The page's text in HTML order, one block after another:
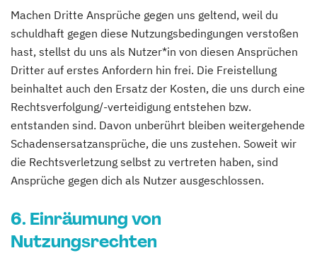
Machen Dritte Ansprüche gegen uns geltend, weil du
schuldhaft gegen diese Nutzungsbedingungen verstoßen
hast, stellst du uns als Nutzer*in von diesen Ansprüchen
Dritter auf erstes Anfordern hin frei. Die Freistellung
beinhaltet auch den Ersatz der Kosten, die uns durch eine
Rechtsverfolgung/-verteidigung entstehen bzw.
entstanden sind. Davon unberührt bleiben weitergehende
Schadensersatzansprüche, die uns zustehen. Soweit wir
die Rechtsverletzung selbst zu vertreten haben, sind
Ansprüche gegen dich als Nutzer ausgeschlossen.
6. Einräumung von
Nutzungsrechten